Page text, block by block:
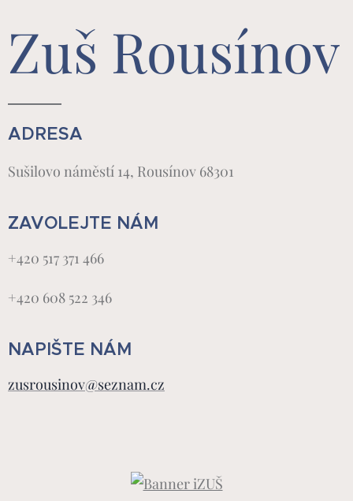
Zuš Rousínov
ADRESA
Sušilovo náměstí 14, Rousínov 68301
ZAVOLEJTE NÁM
+420 517 371 466
+420 608 522 346
NAPIŠTE NÁM
zusrousinov@seznam.cz